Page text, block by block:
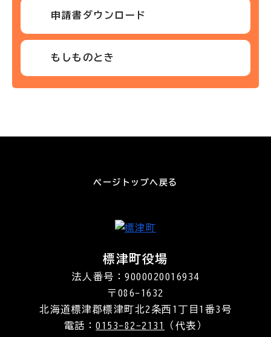
申請書ダウンロード
もしものとき
ページトップへ戻る
標津町役場
法人番号：9000020016934
〒086-1632
北海道標津郡標津町北2条西1丁目1番3号
電話：0153-82-2131
（代表）